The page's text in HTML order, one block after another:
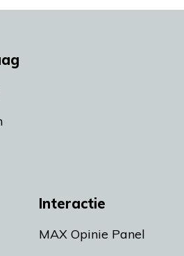
Interactie
MAX Opinie Panel